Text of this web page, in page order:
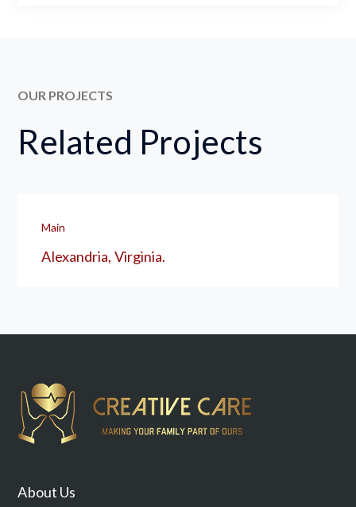
OUR PROJECTS
Related Projects
Main
Alexandria, Virginia.
About Us